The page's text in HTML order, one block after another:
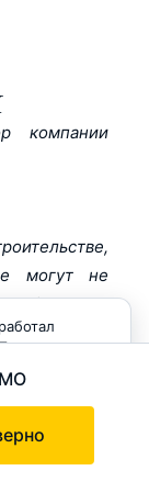
компании
могут не
к
растет как
правки в
роста